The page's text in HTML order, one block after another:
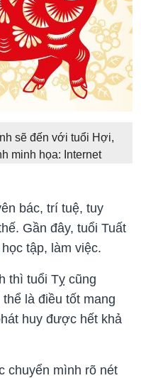
sẽ đến với tuổi Hợi,
minh họa: Internet
bá‌c, trí tuệ, tuy
Gần đây, tuổi Tuất
tập, làm việc.
thì tuổi Tỵ cũng
là điều tốt mang
huy được hết khả
chuyển mình rõ nét